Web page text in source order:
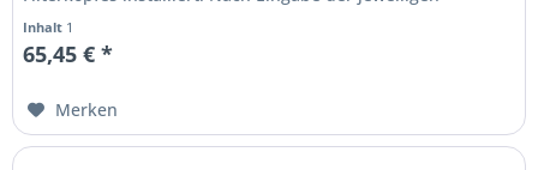
Inhalt 1
65,45 € *
Merken